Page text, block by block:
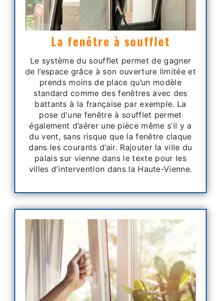
La fenêtre à soufflet
Le système du soufflet permet de gagner
de l’espace grâce à son ouverture limitée et
prends moins de place qu’un modèle
standard comme des fenêtres avec des
battants à la française par exemple. La
pose d'une fenêtre à soufflet permet
également d’aérer une pièce même s’il y a
du vent, sans risque que la fenêtre claque
dans les courants d’air. Rajouter la ville du
palais sur vienne dans le texte pour les
villes d'intervention dans la Haute-Vienne.